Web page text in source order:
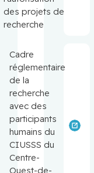
des projets de
recherche
Cadre
réglementaire
de la
recherche
avec des
participants
humains du
CIUSSS du
Centre-
Ouest-de-